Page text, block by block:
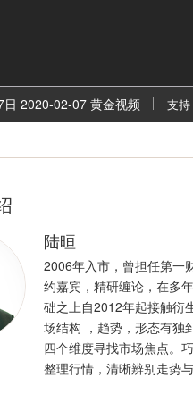
日 2020-02-07 黄金视频 支
陆晅
2006年入市，曾担任第一
约嘉宾，精研缠论，在多
础之上自2012年起接触衍
场结构 ，趋势，形态有独
四个维度寻找市场焦点。
整理行情，清晰辨别走势